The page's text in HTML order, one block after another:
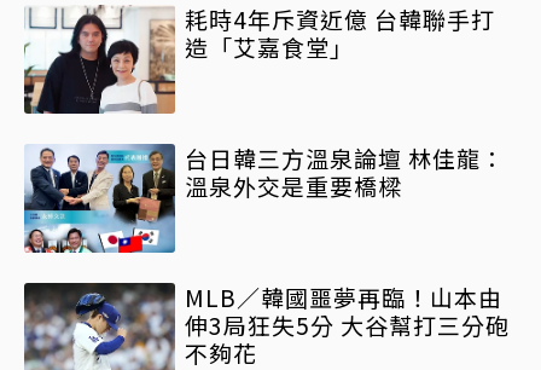
耗時4年斥資近億 台韓聯手打
造「艾嘉食堂」
台日韓三方溫泉論壇 林佳龍：
溫泉外交是重要橋樑
MLB／韓國噩夢再臨！山本由
伸3局狂失5分 大谷幫打三分砲
不夠花